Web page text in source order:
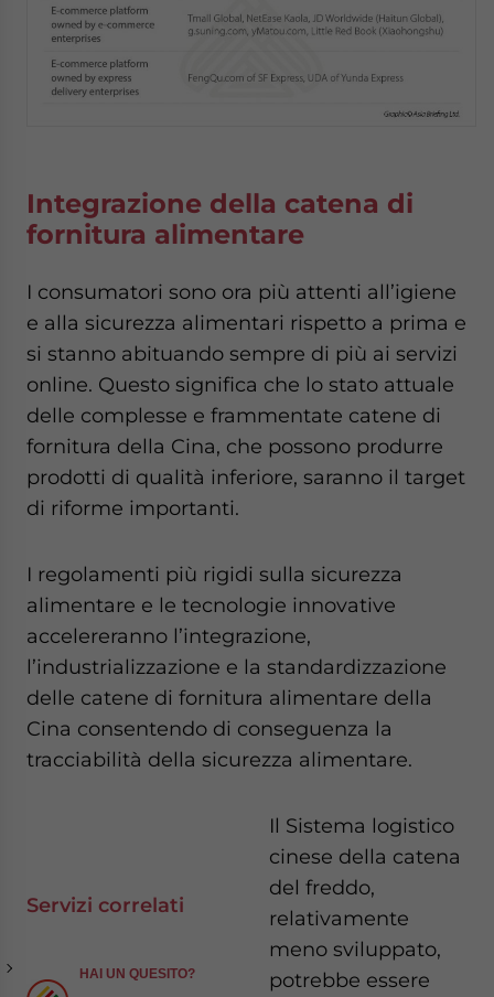
Integrazione della catena di
fornitura alimentare
I consumatori sono ora più attenti all’igiene
e alla sicurezza alimentari rispetto a prima e
si stanno abituando sempre di più ai servizi
online. Questo significa che lo stato attuale
delle complesse e frammentate catene di
fornitura della Cina, che possono produrre
prodotti di qualità inferiore, saranno il target
di riforme importanti.
I regolamenti più rigidi sulla sicurezza
alimentare e le tecnologie innovative
accelereranno l’integrazione,
l’industrializzazione e la standardizzazione
delle catene di fornitura alimentare della
Cina consentendo di conseguenza la
tracciabilità della sicurezza alimentare.
Servizi correlati
HAI UN QUESITO?
Il Sistema logistico
cinese della catena
del freddo,
relativamente
meno sviluppato,
potrebbe essere